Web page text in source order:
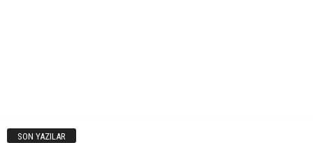
SON YAZILAR